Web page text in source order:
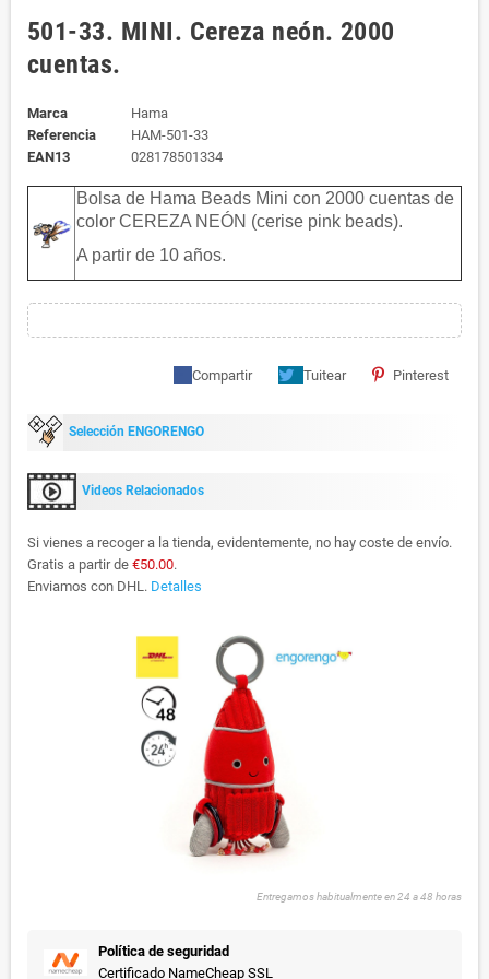
501-33. MINI. Cereza neón. 2000
cuentas.
Marca
Hama
Referencia
HAM-501-33
EAN13
028178501334
Bolsa de Hama Beads Mini con 2000 cuentas de
color CEREZA NEÓN (cerise pink beads).
A partir de 10 años.
Compartir Tuitear Pinterest
Selección ENGORENGO
Videos Relacionados
Si vienes a recoger a la tienda, evidentemente, no hay coste de envío.
Gratis a partir de €50.00.
Enviamos con DHL. Detalles
Entregamos habitualmente en 24 a 48 horas
Política de seguridad
Certificado NameCheap SSL